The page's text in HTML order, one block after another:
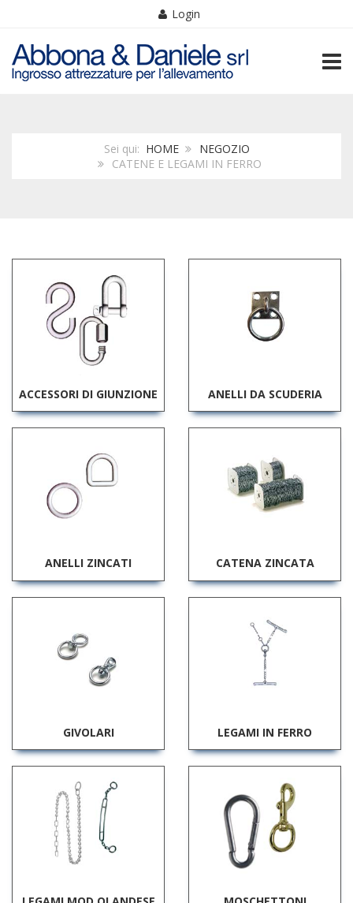
Login
Sei qui: HOME
NEGOZIO
CATENE E LEGAMI IN FERRO
ACCESSORI DI GIUNZIONE ANELLI DA SCUDERIA
ANELLI ZINCATI CATENA ZINCATA
GIVOLARI LEGAMI IN FERRO